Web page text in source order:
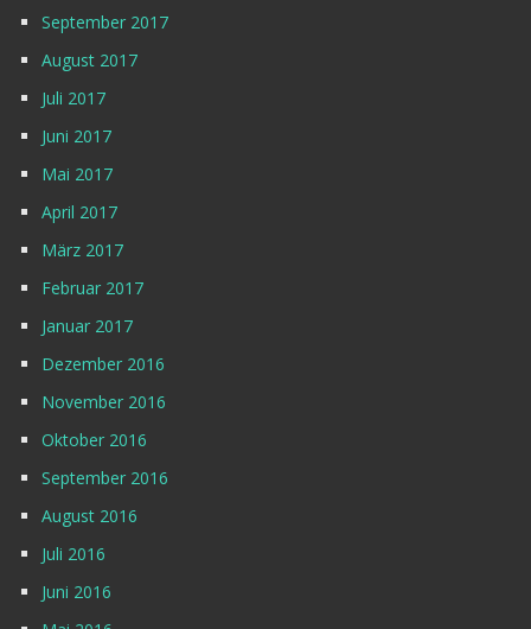
September 2017
August 2017
Juli 2017
Juni 2017
Mai 2017
April 2017
März 2017
Februar 2017
Januar 2017
Dezember 2016
November 2016
Oktober 2016
September 2016
August 2016
Juli 2016
Juni 2016